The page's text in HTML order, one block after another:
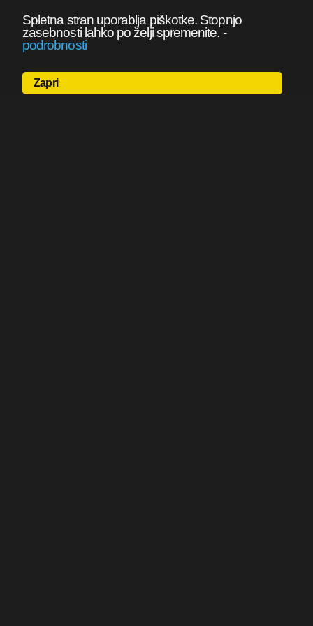
Spletna stran uporablja piškotke. Stopnjo
zasebnosti lahko po želji spremenite. -
podrobnosti
Zapri